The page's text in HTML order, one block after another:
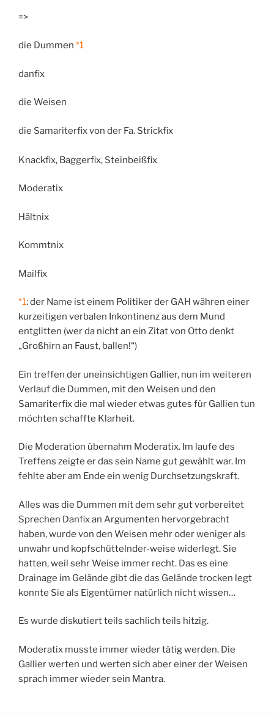
=>
die Dummen *1
danfix
die Weisen
die Samariterfix von der Fa. Strickfix
Knackfix, Baggerfix, Steinbeißfix
Moderatix
Hältnix
Kommtnix
Mailfix
*1: der Name ist einem Politiker der GAH währen einer
kurzeitigen verbalen Inkontinenz aus dem Mund
entglitten (wer da nicht an ein Zitat von Otto denkt
„Großhirn an Faust, ballen!“)
Ein treffen der uneinsichtigen Gallier, nun im weiteren
Verlauf die Dummen, mit den Weisen und den
Samariterfix die mal wieder etwas gutes für Gallien tun
möchten schaffte Klarheit.
Die Moderation übernahm Moderatix. Im laufe des
Treffens zeigte er das sein Name gut gewählt war. Im
fehlte aber am Ende ein wenig Durchsetzungskraft.
Alles was die Dummen mit dem sehr gut vorbereitet
Sprechen Danfix an Argumenten hervorgebracht
haben, wurde von den Weisen mehr oder weniger als
unwahr und kopfschüttelnder-weise widerlegt. Sie
hatten, weil sehr Weise immer recht. Das es eine
Drainage im Gelände gibt die das Gelände trocken legt
konnte Sie als Eigentümer natürlich nicht wissen…
Es wurde diskutiert teils sachlich teils hitzig.
Moderatix musste immer wieder tätig werden. Die
Gallier werten und werten sich aber einer der Weisen
sprach immer wieder sein Mantra.